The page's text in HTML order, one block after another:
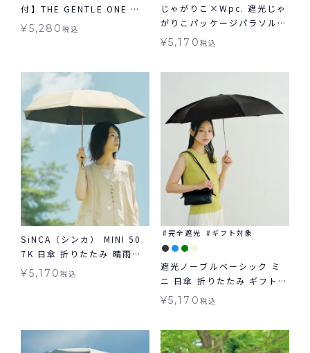
付】THE GENTLE ONE ジ
ェントルワン 日傘 折りたた
¥5,280税込
じゃがりこ×Wpc. 遮光じゃ
がりこパッケージパラソル
ミニ 日傘 折りたたみ 晴雨兼
¥5,170 税込
SiNCA（シンカ） MINI 50
7K 日傘 折りたたみ 晴雨兼
用 送料無料 ギフト対象
¥5,170税込
完全遮光 ギフト対象
遮光ノーブルベーシック ミ
ニ 日傘 折りたたみ ギフト対
象 晴雨兼用 送料無料 Wpc.
¥5,170 税込